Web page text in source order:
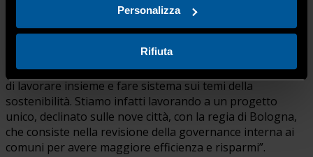
Personalizza
Rifiuta
Ha poi ricordato comeBergamo sia stata scelta dalla
UE come una delle 100 città europee da inserire nel
progetto “emissioni zero” entro il 2030
tra l’altro la più piccola tra le nove città italiane inserite, e
crediamo sia una preziosa occasione per le città italiane
di lavorare insieme e fare sistema sui temi della
sostenibilità. Stiamo infatti lavorando a un progetto
unico, declinato sulle nove città, con la regia di Bologna,
che consiste nella revisione della governance interna ai
comuni per avere maggiore efficienza e risparmi”.